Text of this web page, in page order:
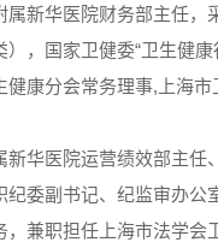
新华医院财务部主任，
，国家卫健委“卫生健
康分会常务理事,上海
华医院运营绩效部主任
委副书记、纪监审办公
，兼职担任上海市法学会